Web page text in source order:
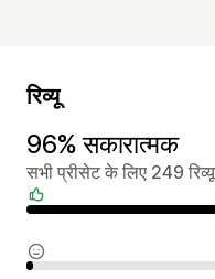
रिव्यू
96% सकारात्मक
सभी प्रीसेट के लिए 249 रिव्यू
सकारात्मक रिव्यू